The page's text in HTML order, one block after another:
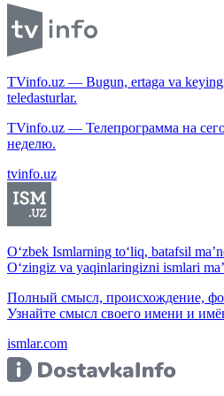
TVinfo.uz — Bugun, ertaga va
teledasturlar.
TVinfo.uz — Телепрограмма на
неделю.
tvinfo.uz
O‘zbek Ismlarning to‘liq, batafsil
O‘zingiz va yaqinlaringizni ismlari
Полный смысл, происхождение,
Узнайте смысл своего имени и
ismlar.com